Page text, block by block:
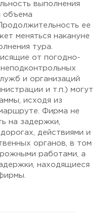
выполнения
объема
ее
меняться накануне
тура.
от погодно-
и организаций
и т.п.) могут
исходя из
Фирма не
на задержки,
действиями и
органов, в том
работами, а
находящиеся